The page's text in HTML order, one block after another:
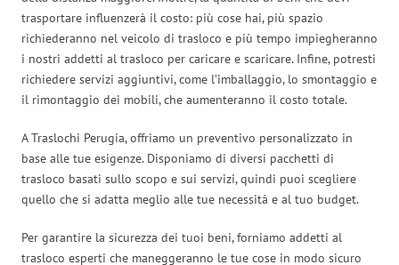
trasportare influenzerà il costo: più cose hai, più spazio
richiederanno nel veicolo di trasloco e più tempo impiegheranno
i nostri addetti al trasloco per caricare e scaricare. Infine, potresti
richiedere servizi aggiuntivi, come l’imballaggio, lo smontaggio e
il rimontaggio dei mobili, che aumenteranno il costo totale.
A Traslochi Perugia, offriamo un preventivo personalizzato in
base alle tue esigenze. Disponiamo di diversi pacchetti di
trasloco basati sullo scopo e sui servizi, quindi puoi scegliere
quello che si adatta meglio alle tue necessità e al tuo budget.
Per garantire la sicurezza dei tuoi beni, forniamo addetti al
trasloco esperti che maneggeranno le tue cose in modo sicuro